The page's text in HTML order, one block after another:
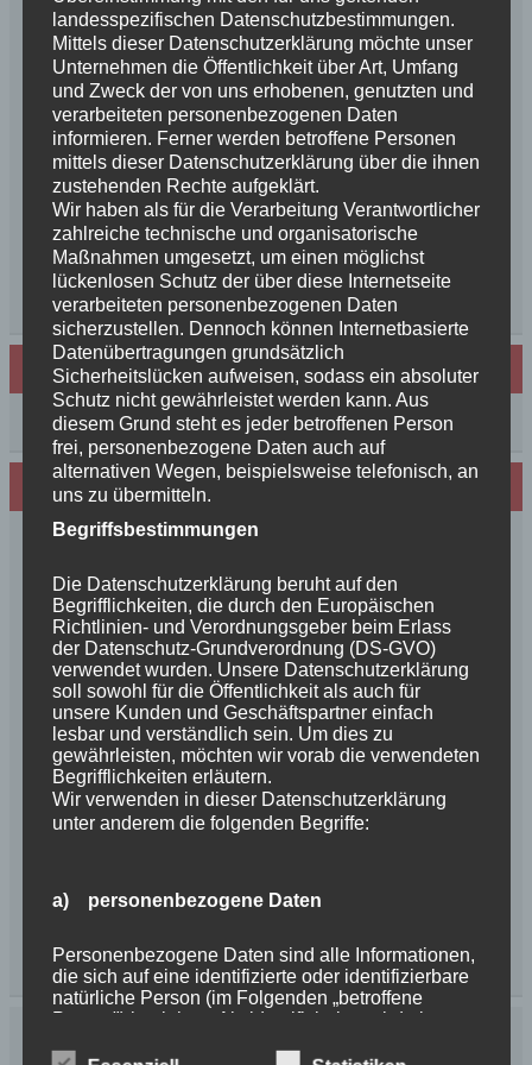
Unsere Feenkinder haben alle verzaubert
News++News++News++Unsere Feenkinder sind
geboren++
++NEWS++NEWS++NEWS++Wir sind
schwanger++
So schön, die Freundschaften der Schurkeneltern
Lilly´s Schwester schickt Grüße
Innigkeit, oder wahre Liebe
Unsere schöne BenBenkinder schicken
Urlaubsgrüße
++News++News++News++
Archiv
Archiv
Wir sind Mitglied in folgenden Verbänden:
landesspezifischen Datenschutzbestimmungen.
Mittels dieser Datenschutzerklärung möchte unser
Unternehmen die Öffentlichkeit über Art, Umfang
und Zweck der von uns erhobenen, genutzten und
verarbeiteten personenbezogenen Daten
informieren. Ferner werden betroffene Personen
mittels dieser Datenschutzerklärung über die ihnen
zustehenden Rechte aufgeklärt.
Wir haben als für die Verarbeitung Verantwortlicher
zahlreiche technische und organisatorische
Maßnahmen umgesetzt, um einen möglichst
lückenlosen Schutz der über diese Internetseite
verarbeiteten personenbezogenen Daten
sicherzustellen. Dennoch können Internetbasierte
Datenübertragungen grundsätzlich
Sicherheitslücken aufweisen, sodass ein absoluter
Schutz nicht gewährleistet werden kann. Aus
diesem Grund steht es jeder betroffenen Person
frei, personenbezogene Daten auch auf
alternativen Wegen, beispielsweise telefonisch, an
uns zu übermitteln.
Begriffsbestimmungen
Die Datenschutzerklärung beruht auf den
Begrifflichkeiten, die durch den Europäischen
Richtlinien- und Verordnungsgeber beim Erlass
der Datenschutz-Grundverordnung (DS-GVO)
verwendet wurden. Unsere Datenschutzerklärung
soll sowohl für die Öffentlichkeit als auch für
unsere Kunden und Geschäftspartner einfach
lesbar und verständlich sein. Um dies zu
gewährleisten, möchten wir vorab die verwendeten
Begrifflichkeiten erläutern.
Wir verwenden in dieser Datenschutzerklärung
unter anderem die folgenden Begriffe:
a) personenbezogene Daten
Personenbezogene Daten sind alle Informationen,
die sich auf eine identifizierte oder identifizierbare
natürliche Person (im Folgenden „betroffene
Person") beziehen. Als identifizierbar wird eine